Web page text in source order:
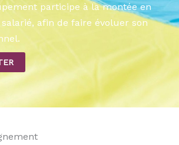
participe à la montée en
afin de faire évoluer son